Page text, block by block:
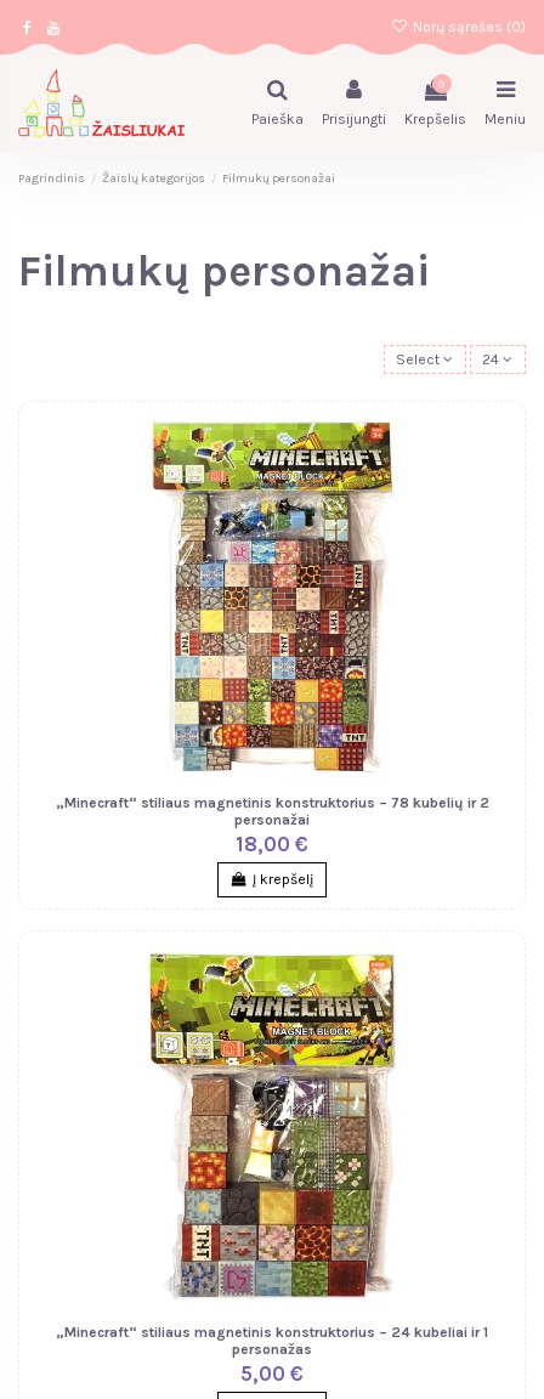
Norų sąrašas (0)
Paieška Prisijungti
0
Krepšelis Meniu
Pagrindinis Žaislų kategorijos Filmukų personažai
Filmukų personažai
Select 24
„Minecraft“ stiliaus magnetinis konstruktorius – 78 kubelių ir 2
personažai
18,00 €
Į krepšelį
„Minecraft“ stiliaus magnetinis konstruktorius – 24 kubeliai ir 1
personažas
5,00 €